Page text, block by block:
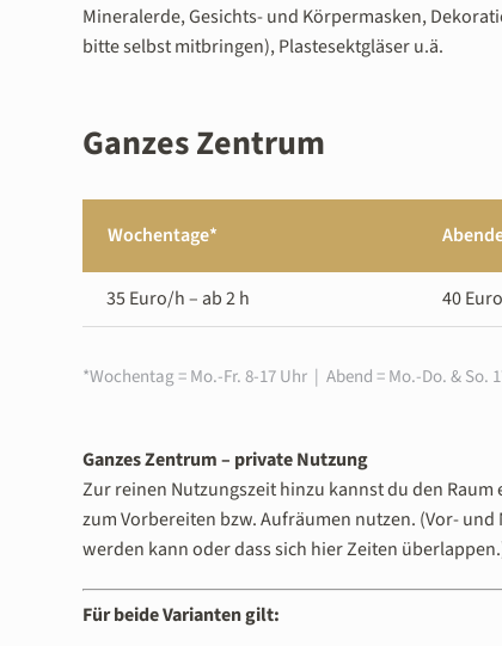
Mineralerde, Gesichts- und Körpermasken,
bitte selbst mitbringen), Plastesektgläser u.ä.
Ganzes Zentrum
Wochentage*
35 Euro/h – ab 2 h 40
*Wochentag = Mo.-Fr. 8-17 Uhr | Abend = Mo.-Do. & So.
Ganzes Zentrum – private Nutzung
Zur reinen Nutzungszeit hinzu kannst du den
zum Vorbereiten bzw. Aufräumen nutzen. (Vor-
werden kann oder dass sich hier Zeiten
Für beide Varianten gilt: